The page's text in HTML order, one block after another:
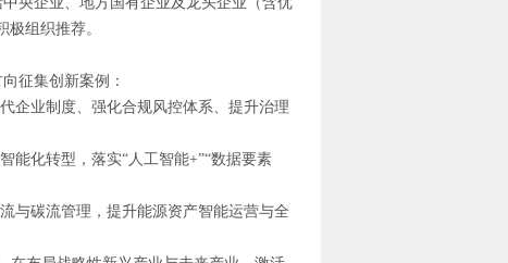
组织推荐。
征集创新案例：
企业制度、强化合规风控体系、提升治理
能化转型，落实“人工智能+”“数据要素
与碳流管理，提升能源资产智能运营与全